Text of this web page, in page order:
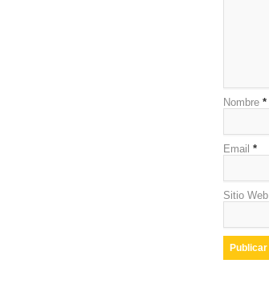
Nombre *
Email *
Sitio Web